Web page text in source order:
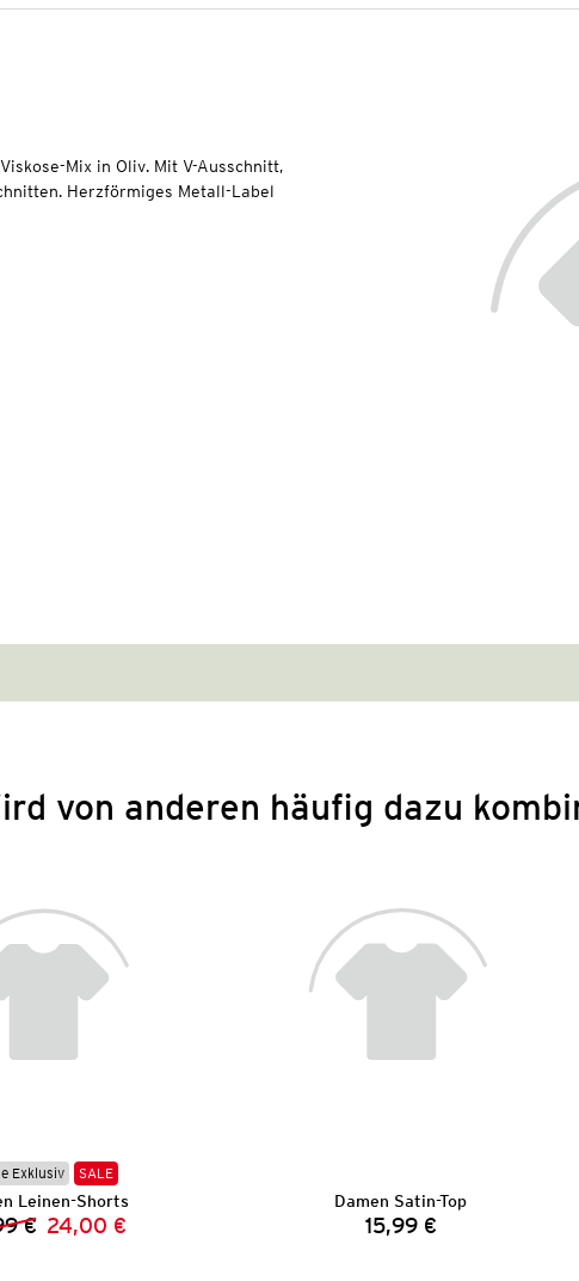
Mix in Oliv. Mit V-Ausschnitt,
Herzförmiges Metall-Label
von anderen häufig dazu
Exklusiv SALE
Leinen-Shorts
Vorheriger Preis:
€ Neuer Preis:
24,00 €
Damen Satin-Top
Preis:
15,99 €